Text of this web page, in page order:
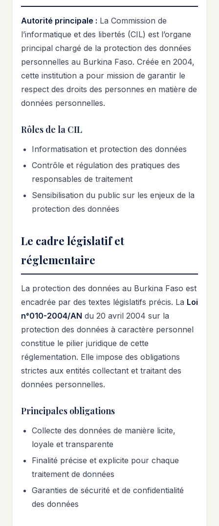
Autorité principale : La Commission de
l’informatique et des libertés (CIL) est l’organe
principal chargé de la protection des données
personnelles au Burkina Faso. Créée en 2004,
cette institution a pour mission de garantir le
respect des droits des personnes en matière de
données personnelles.
Rôles de la CIL
Informatisation et protection des données
Contrôle et régulation des pratiques des
responsables de traitement
Sensibilisation du public sur les enjeux de la
protection des données
Le cadre législatif et
réglementaire
La protection des données au Burkina Faso est
encadrée par des textes législatifs précis. La Loi
n°010-2004/AN du 20 avril 2004 sur la
protection des données à caractère personnel
constitue le pilier juridique de cette
réglementation. Elle impose des obligations
strictes aux entités collectant et traitant des
données personnelles.
Principales obligations
Collecte des données de manière licite,
loyale et transparente
Finalité précise et explicite pour chaque
traitement de données
Garanties de sécurité et de confidentialité
des données